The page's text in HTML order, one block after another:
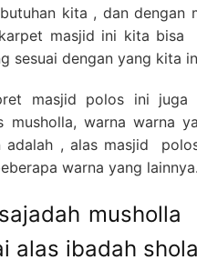
kita , dan dengan
masjid ini kita bisa
sesuai dengan yang kita
masjid polos ini juga
musholla, warna warna
adalah , alas masjid
warna yang lainnya.
alas ibadah